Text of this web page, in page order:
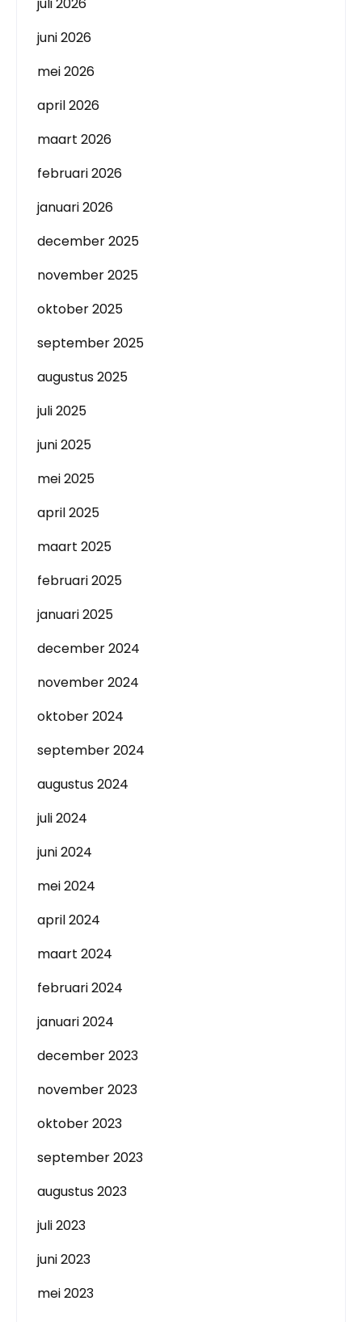
juni 2026
mei 2026
april 2026
maart 2026
februari 2026
januari 2026
december 2025
november 2025
oktober 2025
september 2025
augustus 2025
juli 2025
juni 2025
mei 2025
april 2025
maart 2025
februari 2025
januari 2025
december 2024
november 2024
oktober 2024
september 2024
augustus 2024
juli 2024
juni 2024
mei 2024
april 2024
maart 2024
februari 2024
januari 2024
december 2023
november 2023
oktober 2023
september 2023
augustus 2023
juli 2023
juni 2023
mei 2023